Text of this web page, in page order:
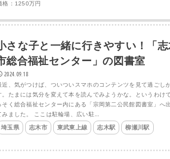
格：1250万円
さな子と一緒に行きやすい！「志
総合福祉センター」の図書室
2024.09.18
近、気がつけば、ついついスマホのコンテンツを見て過ごし
。たまには気分を変えて本を読んでみようかな。というわけ
そく総合福祉センター内にある「宗岡第二公民館図書室」へ
みました。 ここは駐輪場、広い駐...
埼玉県 志木市 東武東上線 志木駅 柳瀬川駅